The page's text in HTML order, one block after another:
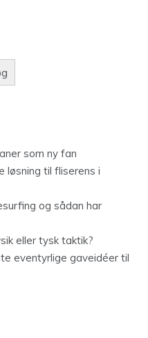
som ny fan
løsning til fliserens i
og sådan har
eller tysk taktik?
eventyrlige gaveidéer til